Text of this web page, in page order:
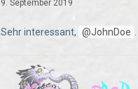
9. September 2019
Sehr interessant, JohnDoe